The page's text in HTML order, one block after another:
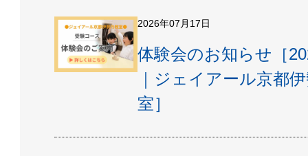
2026年07月17日
体験会のお知らせ［
｜ジェイアール京都
室］